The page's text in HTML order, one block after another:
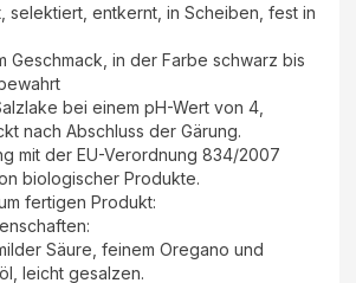
entkernt, in Scheiben, fest in
Geschmack, in der Farbe schwarz bis
bei einem pH-Wert von 4,
nach Abschluss der Gärung.
mit der EU-Verordnung 834/2007
biologischer Produkte.
fertigen Produkt:
Säure, feinem Oregano und
leicht gesalzen.